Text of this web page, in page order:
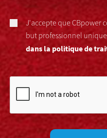
J'accepte que CBpower
but professionnel
dans la politique de